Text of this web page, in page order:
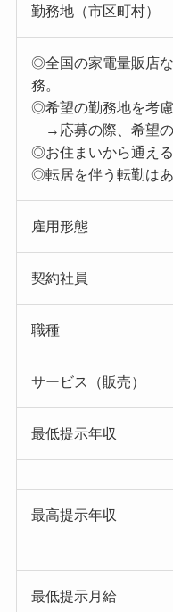
勤務地（市区町村）
◎全国の家電量販店
務。
◎希望の勤務地を考慮
→応募の際、希望の
◎お住まいから通える
◎転居を伴う転勤はあ
雇用形態
契約社員
職種
サービス（販売）
最低提示年収
最高提示年収
最低提示月給